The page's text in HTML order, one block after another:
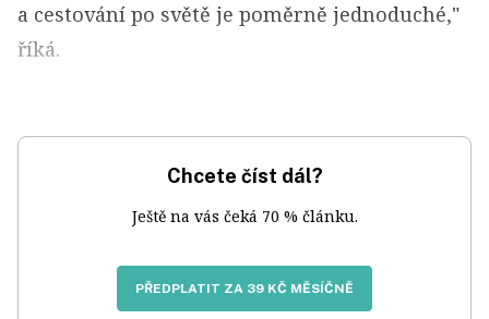
a cestování po světě je poměrně jednoduché,"
říká.
Chcete číst dál?
Ještě na vás čeká 70 % článku.
PŘEDPLATIT ZA 39 KČ MĚSÍČNĚ